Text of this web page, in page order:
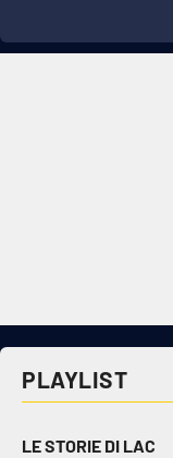
PLAYLIST
LE STORIE DI LAC